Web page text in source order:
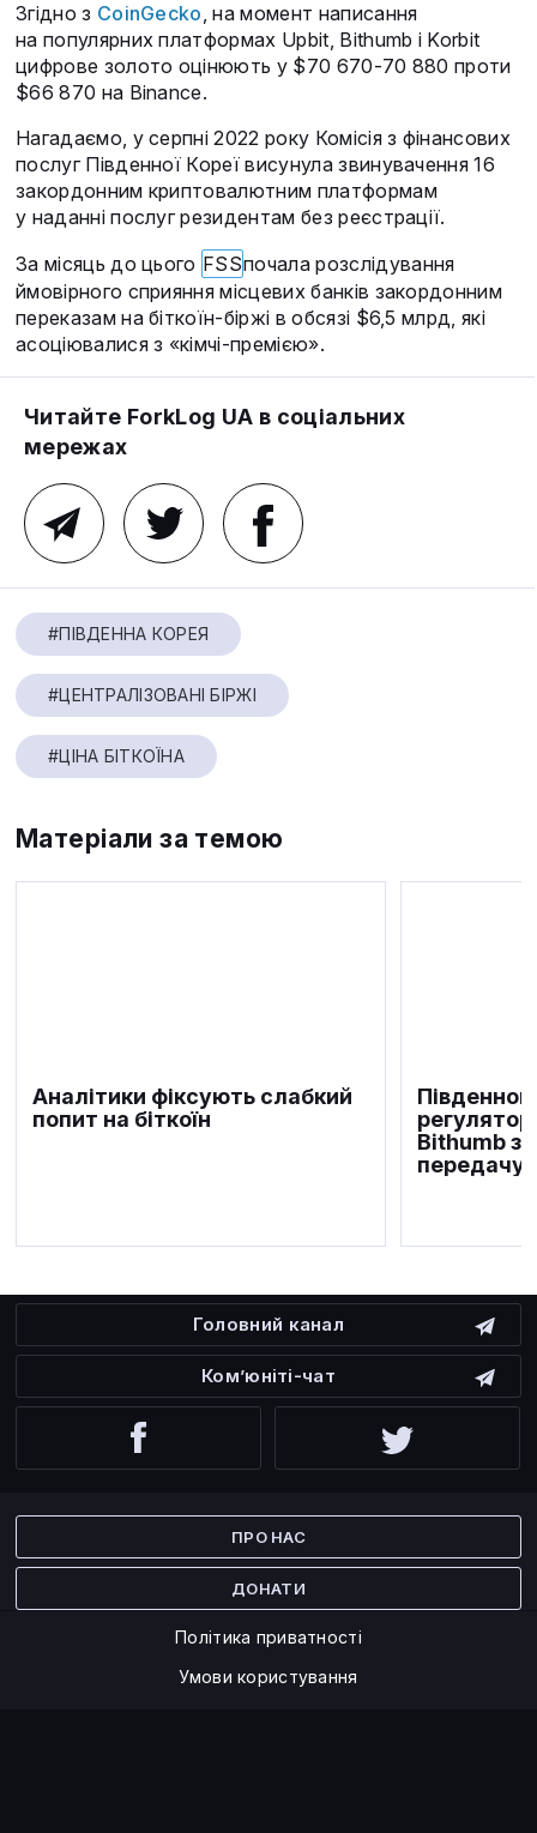
Згідно з CoinGecko, на момент написання
на популярних платформах Upbit, Bithumb і Korbit
цифрове золото оцінюють у $70 670-70 880 проти
$66 870 на Binance.
Нагадаємо, у серпні 2022 року Комісія з фінансових
послуг Південної Кореї висунула звинувачення 16
закордонним криптовалютним платформам
у наданні послуг резидентам без реєстрації.
За місяць до цього FSSпочала розслідування
ймовірного сприяння місцевих банків закордонним
переказам на біткоїн-біржі в обсязі $6,5 млрд, які
асоціювалися з «кімчі-премією».
Читайте ForkLog UA в соціальних
мережах
#ПІВДЕННА КОРЕЯ
#ЦЕНТРАЛІЗОВАНІ БІРЖІ
#ЦІНА БІТКОЇНА
Матеріали за темою
Аналітики фіксують слабкий
попит на біткоїн
Bithumb
передачу
Головний канал
Ком’юніті-чат
ПРО НАС
ДОНАТИ
Політика приватності
Умови користування